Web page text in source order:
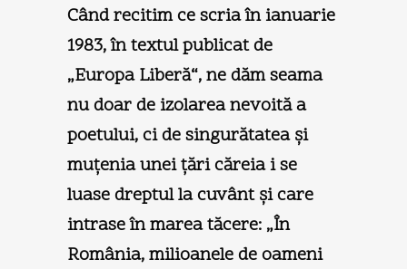
Când recitim ce scria în ianuarie
1983, în textul publicat de
„Europa Liberă“, ne dăm seama
nu doar de izolarea nevoită a
poetului, ci de singurătatea şi
muţenia unei ţări căreia i se
luase dreptul la cuvânt şi care
intrase în marea tăcere: „În
România, milioanele de oameni